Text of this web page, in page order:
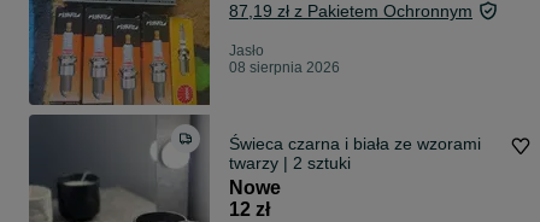
87,19 zł z Pakietem Ochronnym
Jasło
08 sierpnia 2026
Świeca czarna i biała ze wzorami
twarzy | 2 sztuki
Nowe
12 zł